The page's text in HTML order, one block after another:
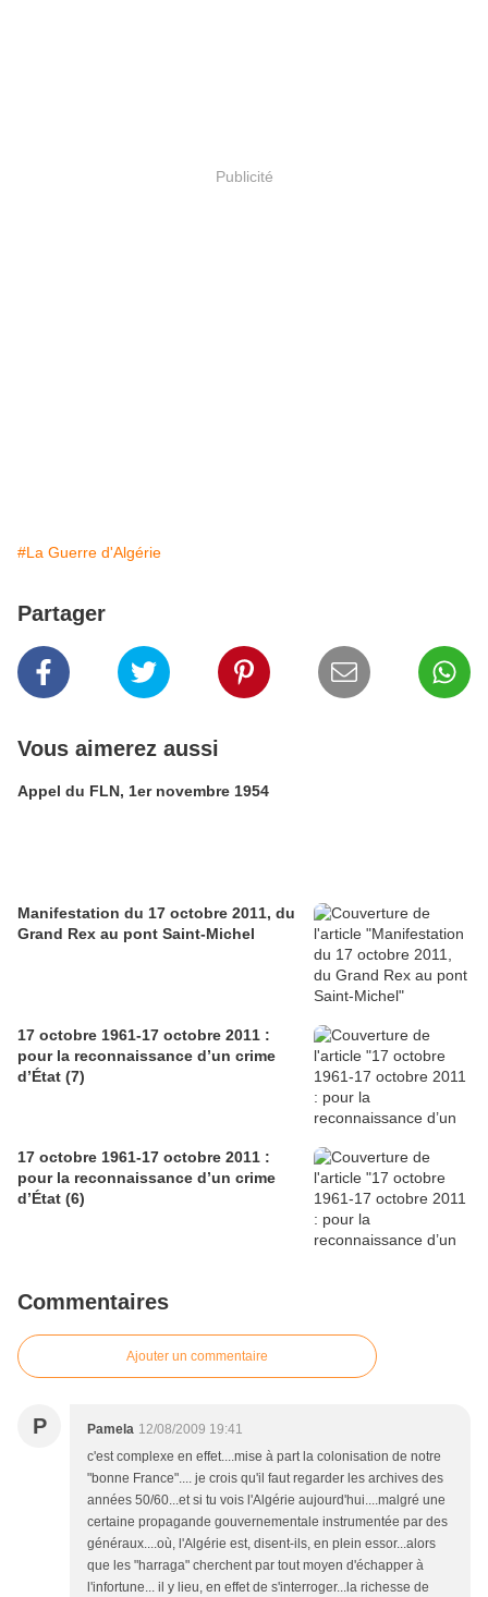
Publicité
#La Guerre d'Algérie
Partager
Vous aimerez aussi
Appel du FLN, 1er novembre 1954
Manifestation du 17 octobre 2011, du
Grand Rex au pont Saint-Michel
17 octobre 1961-17 octobre 2011 :
pour la reconnaissance d’un crime
d’État (7)
17 octobre 1961-17 octobre 2011 :
pour la reconnaissance d’un crime
d’État (6)
Commentaires
Ajouter un commentaire
P Pamela 12/08/2009 19:41
c'est complexe en effet....mise à part la colonisation de notre
"bonne France".... je crois qu'il faut regarder les archives des
années 50/60...et si tu vois l'Algérie aujourd'hui....malgré une
certaine propagande gouvernementale instrumentée par des
généraux....où, l'Algérie est, disent-ils, en plein essor...alors
que les "harraga" cherchent par tout moyen d'échapper à
l'infortune... il y lieu, en effet de s'interroger...la richesse de